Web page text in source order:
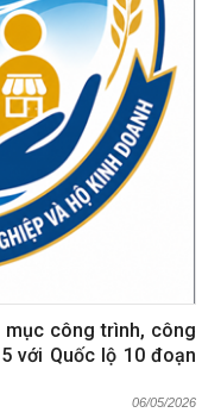
công trình, công
với Quốc lộ 10 đoạn
06/05/2026